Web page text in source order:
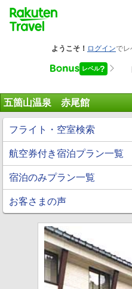
五箇山温泉 赤尾館
フライト・空室検索
航空券付き宿泊プラン一覧
宿泊のみプラン一覧
お客さまの声